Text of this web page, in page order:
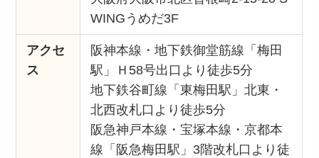
WINGうめだ3F
アクセ
ス
阪神本線・地下鉄御堂筋線「梅田
駅」Ｈ58号出口より徒歩5分
地下鉄谷町線「東梅田駅」北東・
北西改札口より徒歩5分
阪急神戸本線・宝塚本線・京都本
線「阪急梅田駅」3階改札口より徒